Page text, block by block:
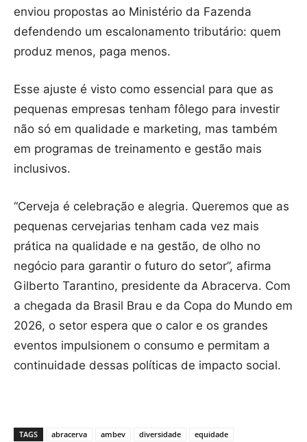
enviou propostas ao Ministério da Fazenda
defendendo um escalonamento tributário: quem
produz menos, paga menos.
Esse ajuste é visto como essencial para que as
pequenas empresas tenham fôlego para investir
não só em qualidade e marketing, mas também
em programas de treinamento e gestão mais
inclusivos.
“Cerveja é celebração e alegria. Queremos que as
pequenas cervejarias tenham cada vez mais
prática na qualidade e na gestão, de olho no
negócio para garantir o futuro do setor”, afirma
Gilberto Tarantino, presidente da Abracerva. Com
a chegada da Brasil Brau e da Copa do Mundo em
2026, o setor espera que o calor e os grandes
eventos impulsionem o consumo e permitam a
continuidade dessas políticas de impacto social.
TAGS abracerva ambev diversidade equidade